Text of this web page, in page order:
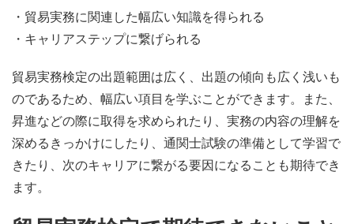
・貿易実務に関連した幅広い知識を得られる
・キャリアステップに繋げられる
貿易実務検定の出題範囲は広く、出題の傾向も広く浅いも
のであるため、幅広い項目を学ぶことができます。また、
昇進などの際に取得を求められたり、実務の内容の理解を
深めるきっかけにしたり、通関士試験の準備として学習で
きたり、次のキャリアに繋がる要因になることも期待でき
ます。